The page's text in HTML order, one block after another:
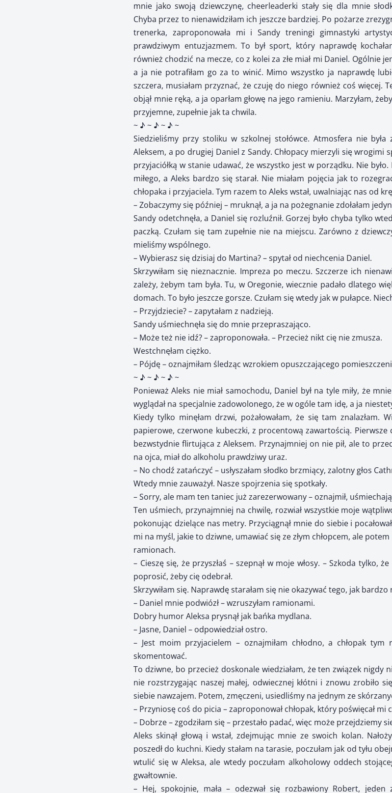
mnie jako swoją dziewczynę, cheerleaderki stały się dla mnie
Chyba przez to nienawidziłam ich jeszcze bardziej. Po pożarze
trenerka, zaproponowała mi i Sandy treningi gimnastyki
prawdziwym entuzjazmem. To był sport, który naprawdę
również chodzić na mecze, co z kolei za złe miał mi Daniel. Ogólnie
a ja nie potrafiłam go za to winić. Mimo wszystko ja naprawdę
szczera, musiałam przyznać, że czuję do niego również coś więcej.
objął mnie ręką, a ja oparłam głowę na jego ramieniu. Marzyłam,
przyjemne, zupełnie jak ta chwila.
~ ♪ ~ ♪ ~ ♪ ~
Siedzieliśmy przy stoliku w szkolnej stołówce. Atmosfera nie
Aleksem, a po drugiej Daniel z Sandy. Chłopacy mierzyli się wrogimi
przyjaciółką w stanie udawać, że wszystko jest w porządku. Nie
miłego, a Aleks bardzo się starał. Nie miałam pojęcia jak to
chłopaka i przyjaciela. Tym razem to Aleks wstał, uwalniając nas od
– Zobaczymy się później – mruknął, a ja na pożegnanie zdołałam
Sandy odetchnęła, a Daniel się rozluźnił. Gorzej było chyba tylko
paczką. Czułam się tam zupełnie nie na miejscu. Zarówno z
mieliśmy wspólnego.
– Wybierasz się dzisiaj do Martina? – spytał od niechcenia Daniel.
Skrzywiłam się nieznacznie. Impreza po meczu. Szczerze ich
zależy, żebym tam była. Tu, w Oregonie, wiecznie padało dlatego
domach. To było jeszcze gorsze. Czułam się wtedy jak w pułapce.
– Przyjdziecie? – zapytałam z nadzieją.
Sandy uśmiechnęła się do mnie przepraszająco.
– Może też nie idź? – zaproponowała. – Przecież nikt cię nie zmusza.
Westchnęłam ciężko.
– Pójdę – oznajmiłam śledząc wzrokiem opuszczającego
~ ♪ ~ ♪ ~ ♪ ~
Ponieważ Aleks nie miał samochodu, Daniel był na tyle miły, że
wyglądał na specjalnie zadowolonego, że w ogóle tam idę, a ja
Kiedy tylko minęłam drzwi, pożałowałam, że się tam znalazłam.
papierowe, czerwone kubeczki, z procentową zawartością.
bezwstydnie flirtująca z Aleksem. Przynajmniej on nie pił, ale to
na ojca, miał do alkoholu prawdziwy uraz.
– No chodź zatańczyć – usłyszałam słodko brzmiący, zalotny głos
Wtedy mnie zauważył. Nasze spojrzenia się spotkały.
– Sorry, ale mam ten taniec już zarezerwowany – oznajmił,
Ten uśmiech, przynajmniej na chwilę, rozwiał wszystkie moje
pokonując dzielące nas metry. Przyciągnął mnie do siebie i
mi na myśl, jakie to dziwne, umawiać się ze złym chłopcem, ale
ramionach.
– Cieszę się, że przyszłaś – szepnął w moje włosy. – Szkoda tylko,
poprosić, żeby cię odebrał.
Skrzywiłam się. Naprawdę starałam się nie okazywać tego, jak
– Daniel mnie podwiózł – wzruszyłam ramionami.
Dobry humor Aleksa prysnął jak bańka mydlana.
– Jasne, Daniel – odpowiedział ostro.
– Jest moim przyjacielem – oznajmiłam chłodno, a chłopak
skomentować.
To dziwne, bo przecież doskonale wiedziałam, że ten związek nigdy
nie rozstrzygając naszej małej, odwiecznej kłótni i znowu zrobiło
siebie nawzajem. Potem, zmęczeni, usiedliśmy na jednym ze
– Przyniosę coś do picia – zaproponował chłopak, który poświęcał mi
– Dobrze – zgodziłam się – przestało padać, więc może przejdziemy
Aleks skinął głową i wstał, zdejmując mnie ze swoich kolan.
poszedł do kuchni. Kiedy stałam na tarasie, poczułam jak od tyłu
wtulić się w Aleksa, ale wtedy poczułam alkoholowy oddech
gwałtownie.
– Hej, spokojnie, mała – odezwał się rozbawiony Robert, jeden